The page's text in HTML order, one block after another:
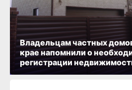
Владельцам частных
крае напомнили о
регистрации